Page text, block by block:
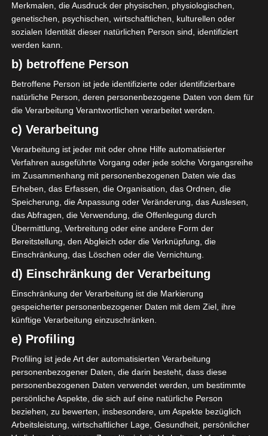
Der neue Esszimmertisch
Merkmalen, die Ausdruck der physischen, physiologischen,
genetischen, psychischen, wirtschaftlichen, kulturellen oder
sozialen Identität dieser natürlichen Person sind, identifiziert
werden kann.
b) betroffene Person
Betroffene Person ist jede identifizierte oder identifizierbare
natürliche Person, deren personenbezogene Daten von dem für
die Verarbeitung Verantwortlichen verarbeitet werden.
c) Verarbeitung
Verarbeitung ist jeder mit oder ohne Hilfe automatisierter
Verfahren ausgeführte Vorgang oder jede solche Vorgangsreihe
im Zusammenhang mit personenbezogenen Daten wie das
Erheben, das Erfassen, die Organisation, das Ordnen, die
Speicherung, die Anpassung oder Veränderung, das Auslesen,
das Abfragen, die Verwendung, die Offenlegung durch
Übermittlung, Verbreitung oder eine andere Form der
Bereitstellung, den Abgleich oder die Verknüpfung, die
Einschränkung, das Löschen oder die Vernichtung.
d) Einschränkung der Verarbeitung
Einschränkung der Verarbeitung ist die Markierung
gespeicherter personenbezogener Daten mit dem Ziel, ihre
künftige Verarbeitung einzuschränken.
e) Profiling
Profiling ist jede Art der automatisierten Verarbeitung
personenbezogener Daten, die darin besteht, dass diese
personenbezogenen Daten verwendet werden, um bestimmte
persönliche Aspekte, die sich auf eine natürliche Person
beziehen, zu bewerten, insbesondere, um Aspekte bezüglich
Arbeitsleistung, wirtschaftlicher Lage, Gesundheit, persönlicher